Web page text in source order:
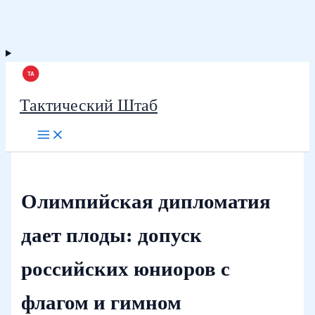
Тактический Штаб
Олимпийская дипломатия
дает плоды: допуск
российских юниоров с
флагом и гимном